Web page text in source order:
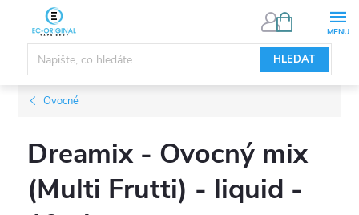
obsah
HLEDAT
NÁKUPNÍ
Ovocné
Dreamix - Ovocný mix
(Multi Frutti) - liquid -